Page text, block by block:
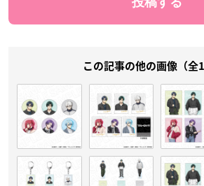
この記事の他の画像（全